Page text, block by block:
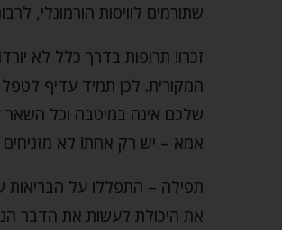
שתורמים לוויסות הורמונלי,
זכרו! תרופות בדרך כלל לא
המקורית. לכן תמיד עדיף
שלכם אינה במיטבה וכל השאר
אמא – יש רק אחת! לא
תפילה – התפללו על הבריאות
את היכולת לעשות את הדבר